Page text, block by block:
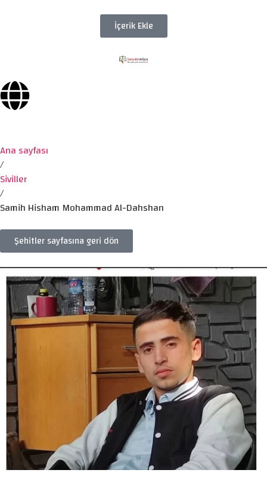
İçerik Ekle
Ana sayfası
/
Siviller
/
Samih Hisham Mohammad Al-Dahshan
Şehitler sayfasına geri dön